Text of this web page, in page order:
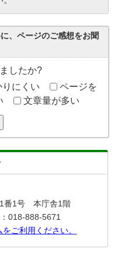
、ページのご感想をお聞
したか?
にくい
ページを
文章量が多い
番1号 本庁舎1階
018-888-5671
ご利用ください。